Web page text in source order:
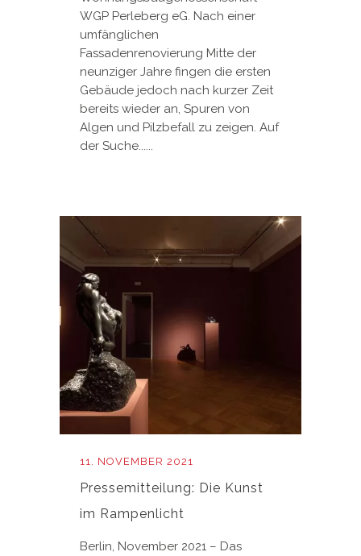
WGP Perleberg eG. Nach einer
umfänglichen
Fassadenrenovierung Mitte der
neunziger Jahre fingen die ersten
Gebäude jedoch nach kurzer Zeit
bereits wieder an, Spuren von
Algen und Pilzbefall zu zeigen. Auf
der Suche......
11. NOVEMBER 2021
Pressemitteilung: Die Kunst
im Rampenlicht
Berlin, November 2021 – Das